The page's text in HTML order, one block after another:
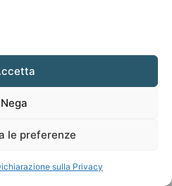
Nega
le preferenze
sulla Privacy